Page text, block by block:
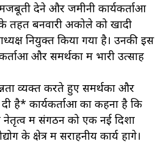
देने और जमीनी कार्यकर्ताओं
तहत बनवारी अकोले को खादी
नियुक्त किया गया है। उनकी इस
और समर्थकों में भारी उत्साह
व्यक्त करते हुए समर्थकों और
है* कार्यकर्ताओं का कहना है कि
में संगठन को एक नई दिशा
के क्षेत्र में सराहनीय कार्य होंगे।